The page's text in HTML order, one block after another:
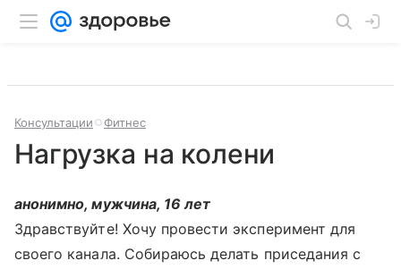
Консультации Фитнес
Нагрузка на колени
анонимно, мужчина, 16 лет
Здравствуйте! Хочу провести эксперимент для
своего канала. Собираюсь делать приседания с